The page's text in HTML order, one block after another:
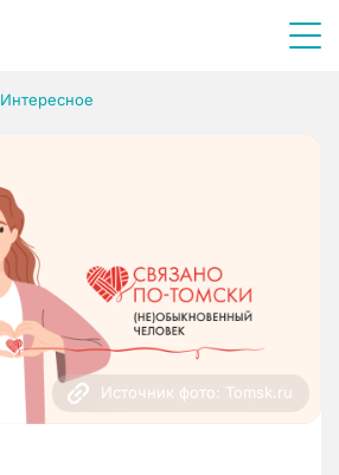
Интересное
Источник фото: Tomsk.ru